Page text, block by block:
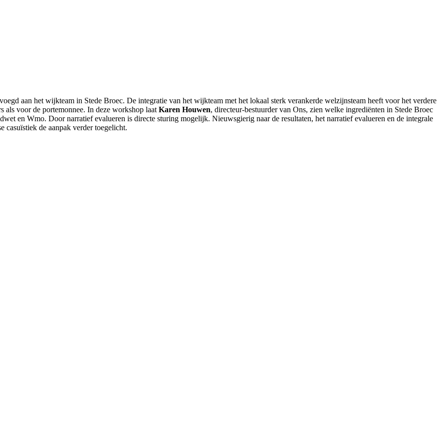
aan het wijkteam in Stede Broec. De integratie van het wijkteam met het lokaal sterk verankerde welzijnsteam heeft voor het verdere
als voor de portemonnee. In deze workshop laat Karen Houwen, directeur-bestuurder van Ons, zien welke ingrediënten in Stede Broec
en Wmo. Door narratief evalueren is directe sturing mogelijk. Nieuwsgierig naar de resultaten, het narratief evalueren en de integrale
casuïstiek de aanpak verder toegelicht.